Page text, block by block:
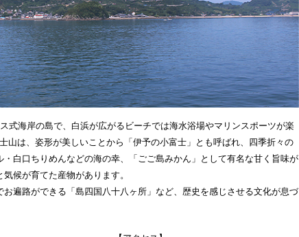
式海岸の島で、白浜が広がるビーチでは海水浴場やマリンスポーツが楽
山は、姿形が美しいことから「伊予の小富士」とも呼ばれ、四季折々の
白口ちりめんなどの海の幸、「ごご島みかん」として有名な甘く旨味が
候が育てた産物があります。
遍路ができる「島四国八十八ヶ所」など、歴史を感じさせる文化が息づ